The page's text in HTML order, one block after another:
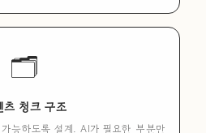
🗂️
츠 청크 구조
능하도록 설계. AI가 필요한 부분만